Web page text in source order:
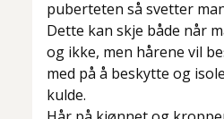
puberteten så svetter
Dette kan skje både når
og ikke, men hårene vil
med på å beskytte og
kulde.